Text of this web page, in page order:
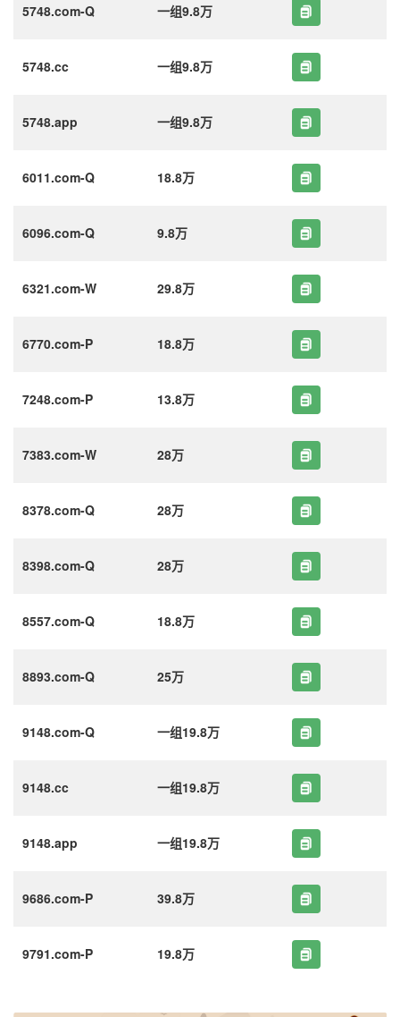
5748.com-Q 一组9.8万
5748.cc 一组9.8万
5748.app 一组9.8万
6011.com-Q 18.8万
6096.com-Q 9.8万
6321.com-W 29.8万
6770.com-P 18.8万
7248.com-P 13.8万
7383.com-W 28万
8378.com-Q 28万
8398.com-Q 28万
8557.com-Q 18.8万
8893.com-Q 25万
9148.com-Q 一组19.8万
9148.cc 一组19.8万
9148.app 一组19.8万
9686.com-P 39.8万
9791.com-P 19.8万